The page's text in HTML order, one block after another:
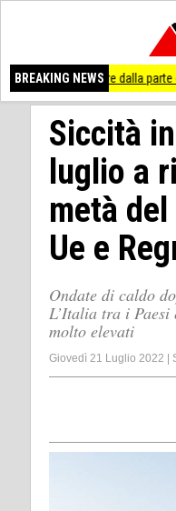
BREAKING NEWS
dalla parte degli ultimi
Siccità
luglio a
metà
Ue e
Ondate di caldo
L’Italia tra i
molto elevati
Giovedì 21 Luglio 2022